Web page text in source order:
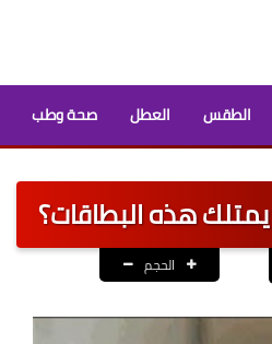
الطقس العطل صحة وطب
الحجم